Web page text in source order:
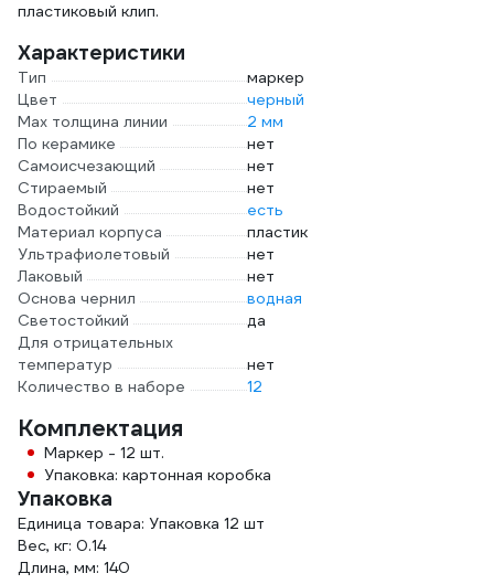
пластиковый клип.
Характеристики
Тип
маркер
Цвет
черный
Мах толщина линии
2 мм
По керамике
нет
Самоисчезающий
нет
Стираемый
нет
Водостойкий
есть
Материал корпуса
пластик
Ультрафиолетовый
нет
Лаковый
нет
Основа чернил
водная
Светостойкий
да
Для отрицательных
температур
нет
Количество в наборе
12
Комплектация
Маркер - 12 шт.
Упаковка: картонная коробка
Упаковка
Единица товара: Упаковка 12 шт
Вес, кг: 0.14
Длина, мм: 140